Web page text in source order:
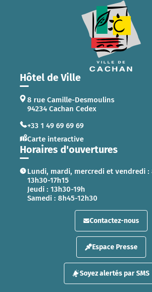
Hôtel de Ville
8 rue Camille-Desmoulins
94234 Cachan Cedex
+33 1 49 69 69 69
Carte interactive
Horaires d'ouvertures
Lundi, mardi, mercredi et vendredi :
13h30-17h15
Jeudi : 13h30-19h
Samedi : 8h45-12h30
Contactez-nous
Espace Presse
Soyez alertés par SMS